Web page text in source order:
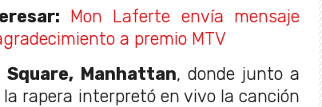
Mon Laferte envía mensaje
a premio MTV
Square, Manhattan, donde junto a
rapera interpretó en vivo la canción